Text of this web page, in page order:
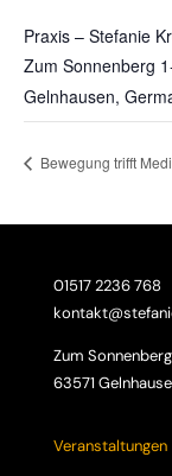
Praxis – Stefanie
Zum Sonnenberg
Gelnhausen,
Bewegung trifft
01517 2236 768
Zum
63571
Veranstaltungen